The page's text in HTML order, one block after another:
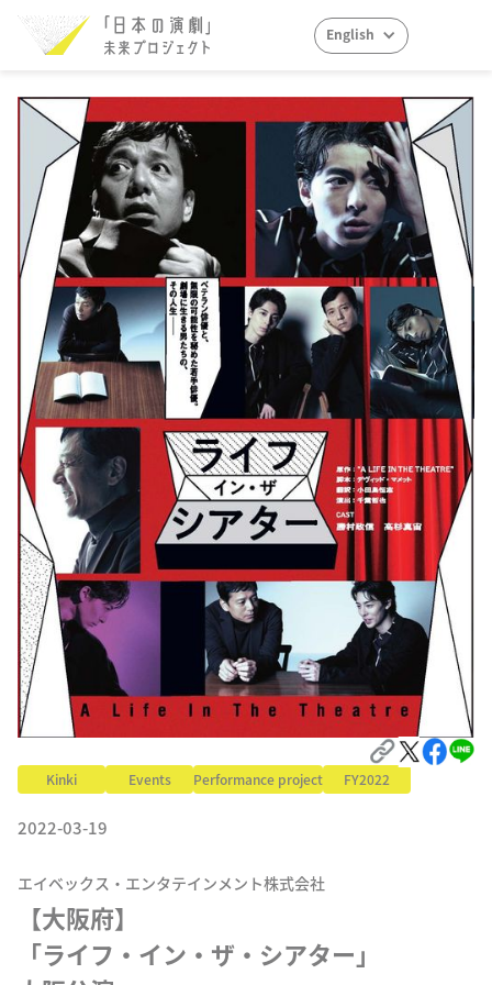
English
Kinki Events Performance project FY2022
2022-03-19
エイベックス・エンタテインメント株式会社
【大阪府】
「ライフ・イン・ザ・シアター」